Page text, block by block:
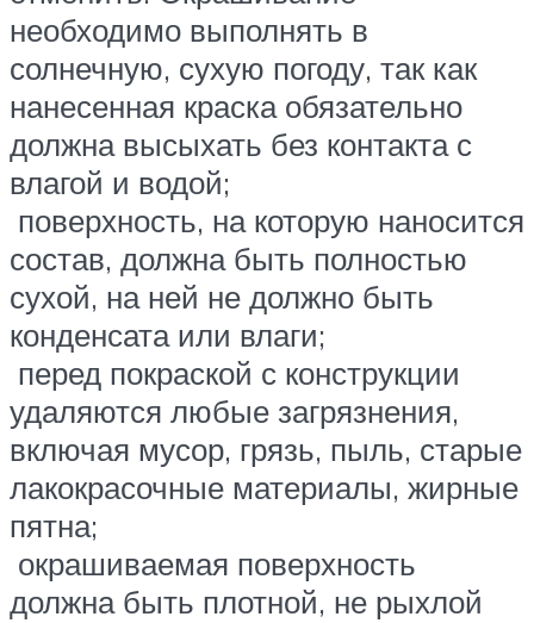
необходимо выполнять в
солнечную, сухую погоду, так как
нанесенная краска обязательно
должна высыхать без контакта с
влагой и водой;
поверхность, на которую наносится
состав, должна быть полностью
сухой, на ней не должно быть
конденсата или влаги;
перед покраской с конструкции
удаляются любые загрязнения,
включая мусор, грязь, пыль, старые
лакокрасочные материалы, жирные
пятна;
окрашиваемая поверхность
должна быть плотной, не рыхлой